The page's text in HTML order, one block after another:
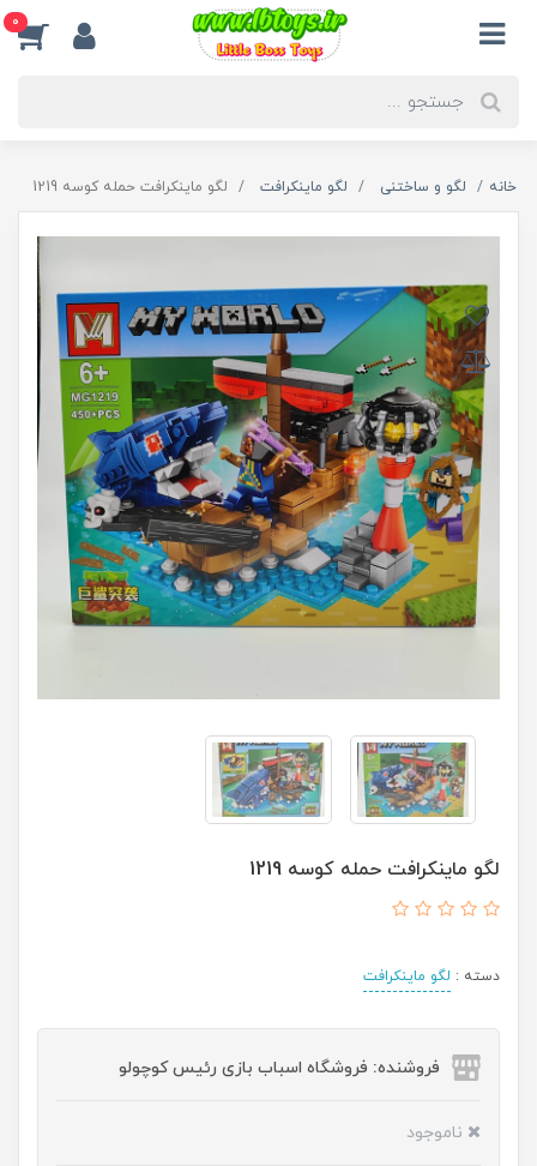
0
خانه لگو و ساختنی لگو ماینکرافت لگو ماینکرافت حمله کوسه 1219
لگو ماینکرافت حمله کوسه 1219
دسته : لگو ماینکرافت
فروشنده: فروشگاه اسباب بازی رئیس کوچولو
ناموجود